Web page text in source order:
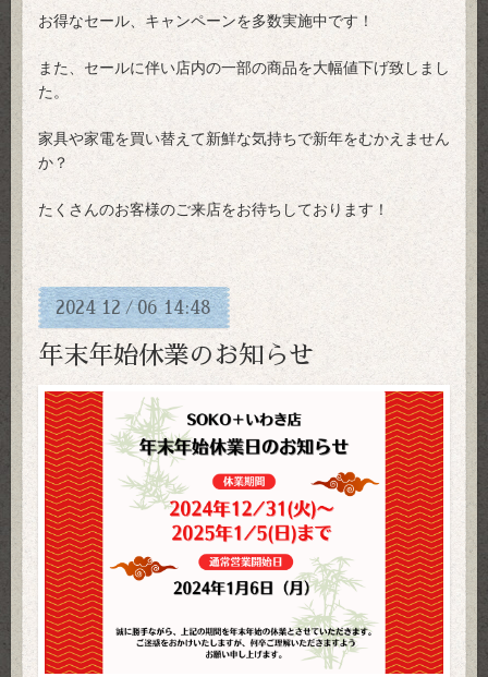
お得なセール、キャンペーンを多数実施中です！
また、セールに伴い店内の一部の商品を大幅値下げ致しまし
た。
家具や家電を買い替えて新鮮な気持ちで新年をむかえません
か？
たくさんのお客様のご来店をお待ちしております！
2024 12/06 14:48
年末年始休業のお知らせ